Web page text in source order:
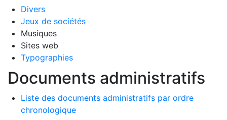
Divers
Jeux de sociétés
Musiques
Sites web
Typographies
Documents administratifs
Liste des documents administratifs par ordre
chronologique